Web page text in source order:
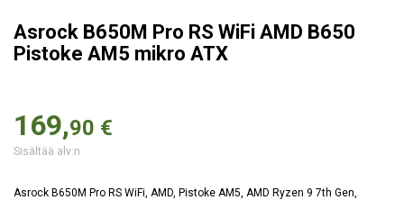
Asrock B650M Pro RS WiFi AMD B650
Pistoke AM5 mikro ATX
169,90 €
Sisältää alv:n
Asrock B650M Pro RS WiFi, AMD, Pistoke AM5, AMD Ryzen 9 7th Gen,